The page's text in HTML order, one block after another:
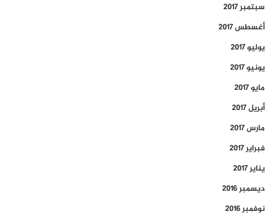
سبتمبر 2017
أغسطس 2017
يوليو 2017
يونيو 2017
مايو 2017
أبريل 2017
مارس 2017
فبراير 2017
يناير 2017
ديسمبر 2016
نوفمبر 2016